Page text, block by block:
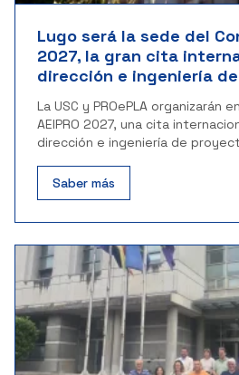
Lugo será la sede del
2027, la gran cita
dirección e ingeniería
La USC y PROePLA organizarán
AEIPRO 2027, una cita
dirección e ingeniería de
Saber más